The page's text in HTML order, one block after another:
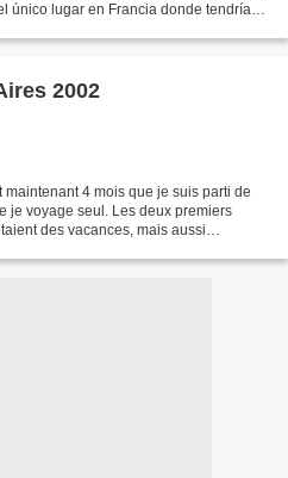
único lugar en Francia donde tendría
2002
4 mois que je suis parti de
je voyage seul. Les deux premiers
des vacances, mais aussi